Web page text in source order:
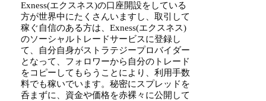
Exness(エクスネス)の口座開設をしている
方が世界中にたくさんいますし、取引して
稼ぐ自信のある方は、Exness(エクスネス)
のソーシャルトレードサービスに登録し
て、自分自身がストラテジープロバイダー
となって、フォロワーから自分のトレード
をコピーしてもらうことにより、利用手数
料でも稼いでいます。秘密にスプレッドを
呑まずに、資金や価格を赤裸々に公開して